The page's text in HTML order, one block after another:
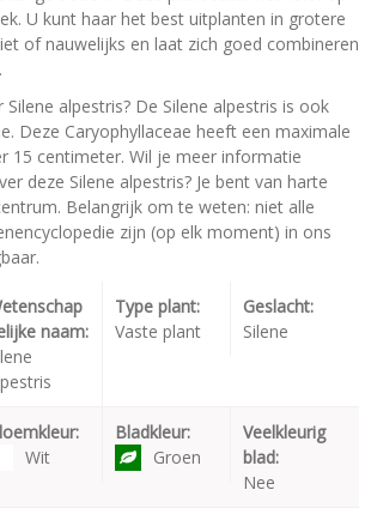
U kunt haar het best uitplanten in grotere
of nauwelijks en laat zich goed combineren
alpestris? De Silene alpestris is ook
Deze Caryophyllaceae heeft een maximale
15 centimeter. Wil je meer informatie
deze Silene alpestris? Je bent van harte
Belangrijk om te weten: niet alle
zijn (op elk moment) in ons
naam:
Type plant:
Vaste plant
Geslacht:
Silene
Wit
Bladkleur:
Groen
Veelkleurig
blad:
Nee